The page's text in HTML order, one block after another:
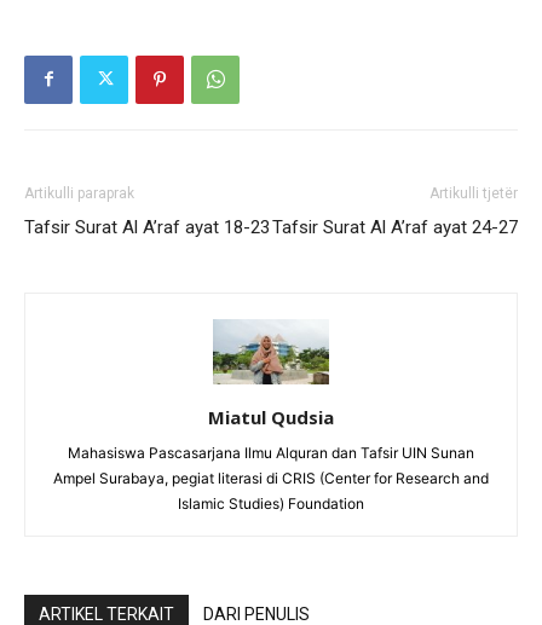
Artikulli paraprak
Tafsir Surat Al A’raf ayat 18-23
Artikulli tjetër
Tafsir Surat Al A’raf ayat 24-27
Miatul Qudsia
Mahasiswa Pascasarjana Ilmu Alquran dan Tafsir UIN Sunan
Ampel Surabaya, pegiat literasi di CRIS (Center for Research and
Islamic Studies) Foundation
ARTIKEL TERKAIT DARI PENULIS